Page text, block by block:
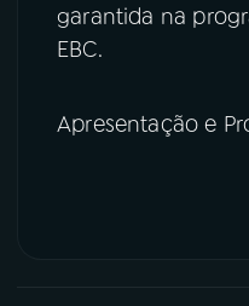
garantida na
EBC.
Apresentação e